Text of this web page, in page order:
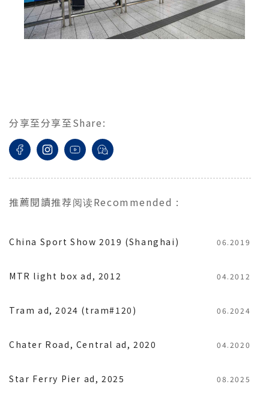
分享至分享至Share:
推薦閱讀推荐阅读Recommended :
China Sport Show 2019 (Shanghai) 06.2019
MTR light box ad, 2012 04.2012
Tram ad, 2024 (tram#120) 06.2024
Chater Road, Central ad, 2020 04.2020
Star Ferry Pier ad, 2025 08.2025